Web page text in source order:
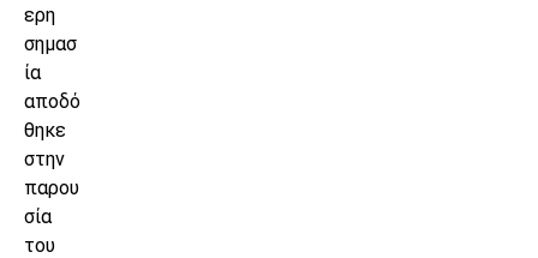
ερη
σημασ
ία
αποδό
θηκε
στην
παρου
σία
του